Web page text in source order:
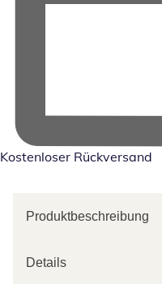
Kostenloser Rückversand
Produktbeschreibung
Details